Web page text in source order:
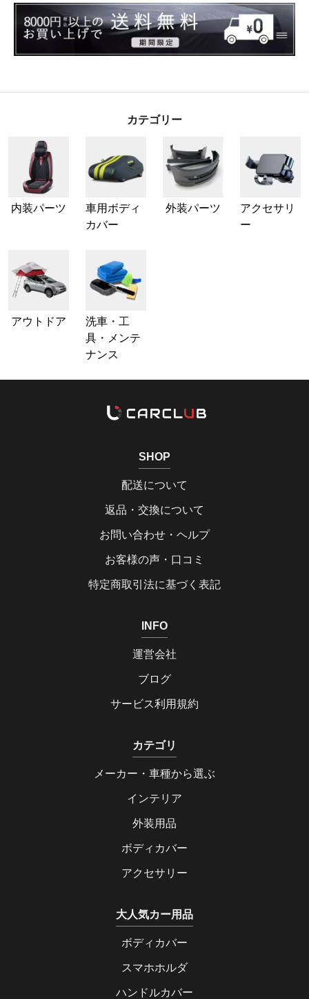
カテゴリー
内装パーツ
車用ボディ
カバー
外装パーツ
アクセサリ
ー
アウトドア
洗車・工
具・メンテ
ナンス
SHOP
配送について
返品・交換について
お問い合わせ・ヘルプ
お客様の声・口コミ
特定商取引法に基づく表記
INFO
運営会社
ブログ
サービス利用規約
カテゴリ
メーカー・車種から選ぶ
インテリア
外装用品
ボディカバー
アクセサリー
大人気カー用品
ボディカバー
スマホホルダ
ハンドルカバー